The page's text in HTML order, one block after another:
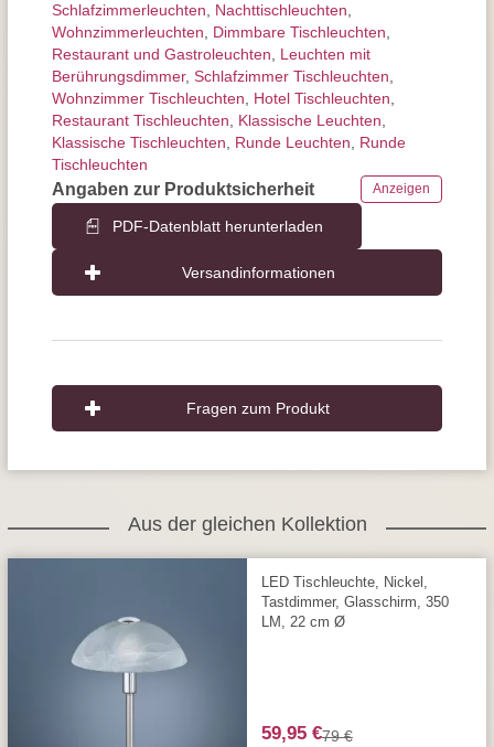
Schlafzimmer­leuchten
Nachttisch­leuchten
Wohnzimmer­leuchten
Dimmbare Tischleuchten
Restaurant und Gastroleuchten
Leuchten mit
Berührungs­dimmer, Schlafzimmer Tischleuchten
Wohnzimmer Tischleuchten
Hotel Tischleuchten
Restaurant Tischleuchten
Klassische Leuchten
Klassische Tischleuchten
Runde Leuchten
Runde
Tischleuchten
Angaben zur Produktsicherheit Anzeigen
PDF-Datenblatt herunterladen
Versandinformationen
Fragen zum Produkt
Aus der gleichen Kollektion
LED Tischleuchte, Nickel,
Tastdimmer, Glasschirm, 350
LM, 22 cm Ø
59,95 €79 €